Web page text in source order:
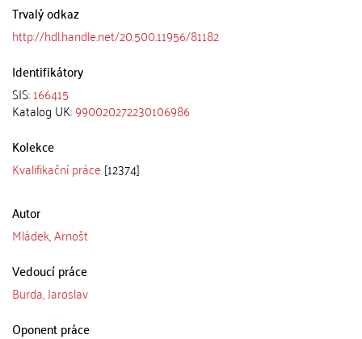
Trvalý odkaz
http://hdl.handle.net/20.500.11956/81182
Identifikátory
SIS:166415
Katalog UK:990020272230106986
Kolekce
Kvalifikační práce [12374]
Autor
Mládek, Arnošt
Vedoucí práce
Burda, Jaroslav
Oponent práce